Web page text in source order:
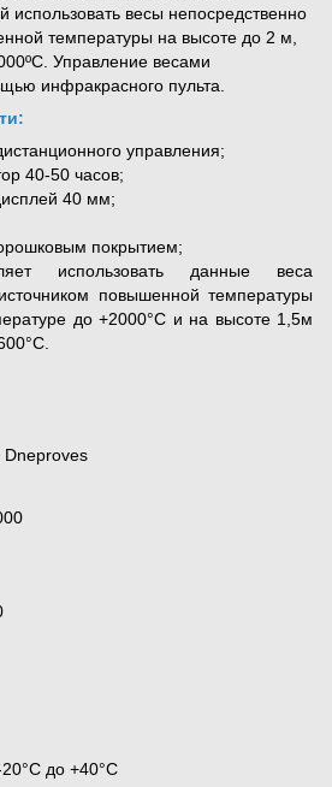
весы непосредственно
температуры на высоте до 2 м,
Управление весами
инфракрасного пульта.
управления;
40-50 часов;
40 мм;
покрытием;
использовать данные веса
повышенной температуры
до +2000°С и на высоте 1,5м
20°С до +40°С